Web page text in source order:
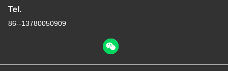
Tel.
86--13780050909